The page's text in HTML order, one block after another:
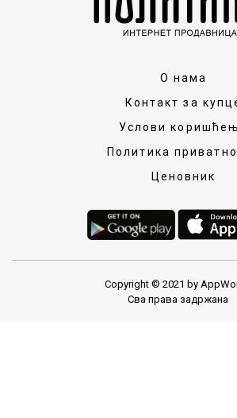
О нама
Контакт за
Услови
Политика
Ценовник
Copyright © 2021 by
Сва права задржана